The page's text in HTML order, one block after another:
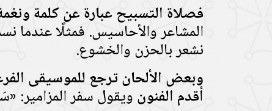
فصلاة التسبيح عبارة عن كلمة
المشاعر والأحاسيس. فمثلًا عندما
نشعر بالحزن والخشوع.
وبعض الألحان ترجع للموسيقى
أقدم الفنونويقول سفر المزامير: